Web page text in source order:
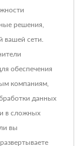
решения,
вашей сети.
обеспечения
компаниям,
данных
в сложных
вы